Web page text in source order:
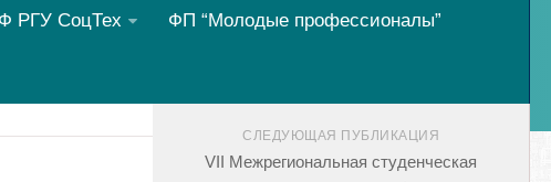
РГУ СоцТех ФП “Молодые профессионалы”
СЛЕДУЮЩАЯ ПУБЛИКАЦИЯ
VII Межрегиональная студенческая